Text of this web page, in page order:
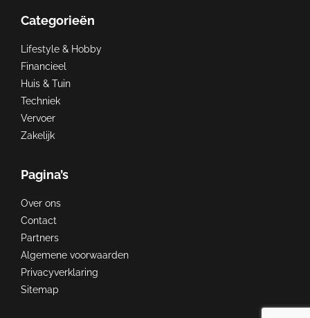
Categorieën
Lifestyle & Hobby
Financieel
Huis & Tuin
Techniek
Vervoer
Zakelijk
Pagina’s
Over ons
Contact
Partners
Algemene voorwaarden
Privacyverklaring
Sitemap